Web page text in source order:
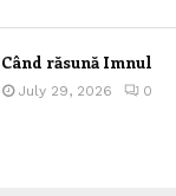
Când răsună Imnul
July 29, 2026 0